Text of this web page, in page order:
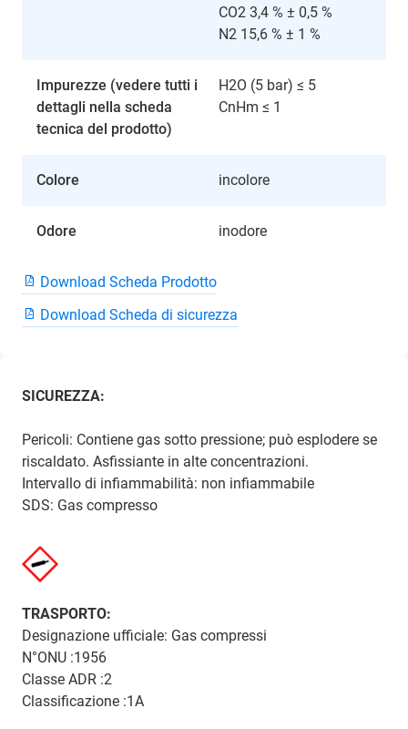
CO2 3,4 % ± 0,5 %
N2 15,6 % ± 1 %
Impurezze (vedere tutti i
dettagli nella scheda
tecnica del prodotto)
H2O (5 bar) ≤ 5
CnHm ≤ 1
Colore incolore
Odore inodore
Download Scheda Prodotto
Download Scheda di sicurezza
SICUREZZA:
Pericoli: Contiene gas sotto pressione; può esplodere se
riscaldato. Asfissiante in alte concentrazioni.
Intervallo di infiammabilità: non infiammabile
SDS: Gas compresso
TRASPORTO:
Designazione ufficiale: Gas compressi
N°ONU :1956
Classe ADR :2
Classificazione :1A